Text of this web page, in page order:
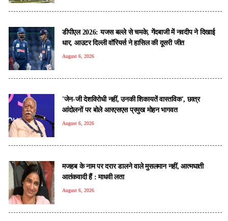
डीपीएल 2026: यजस बल्ले से चमके, गेंदबाजी में नवदीप ने दिखाई
धार, आउटर दिल्ली वॉरियर्स ने हासिल की दूसरी जीत
August 6, 2026
'जेन-जी देशविरोधी नहीं, उनकी शिकायतें वास्तविक', छात्र
आंदोलनों पर बोले आरएसएस प्रमुख मोहन भागवत
August 6, 2026
मजहब के नाम पर दरार डालने वाले मुसलमान नहीं, आत्मघाती
आतंकवादी हैं : माधवी लता
August 6, 2026